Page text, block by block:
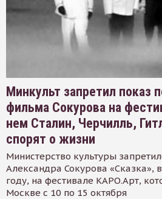
Минкульт запретил показ
фильма Сокурова на
нем Сталин, Черчилль,
спорят о жизни
Министерство культуры
Александра Сокурова «Сказка»,
году, на фестивале КАРО.Арт,
Москве с 10 по 15 октября